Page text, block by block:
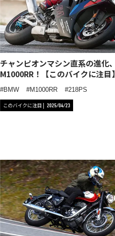
チャンピオンマシン直系の進化
M1000RR！【このバイクに注目】
BMW M1000RR 218PS
このバイクに注目 2025/04/23